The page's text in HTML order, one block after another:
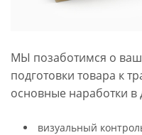
МЫ позаботимся о
подготовки товара к
основные наработки в
визуальный